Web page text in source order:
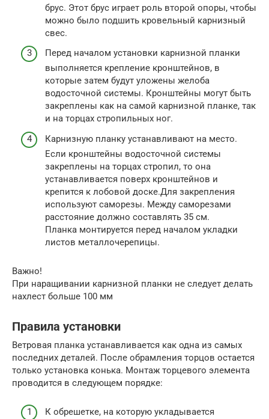
брус. Этот брус играет роль второй опоры, чтобы
можно было подшить кровельный карнизный
свес.
Перед началом установки карнизной планки
выполняется крепление кронштейнов, в
которые затем будут уложены желоба
водосточной системы. Кронштейны могут быть
закреплены как на самой карнизной планке, так
и на торцах стропильных ног.
Карнизную планку устанавливают на место.
Если кронштейны водосточной системы
закреплены на торцах стропил, то она
устанавливается поверх кронштейнов и
крепится к лобовой доске.Для закрепления
используют саморезы. Между саморезами
расстояние должно составлять 35 см.
Планка монтируется перед началом укладки
листов металлочерепицы.
Важно!
При наращивании карнизной планки не следует делать
нахлест больше 100 мм
Правила установки
Ветровая планка устанавливается как одна из самых
последних деталей. После обрамления торцов остается
только установка конька. Монтаж торцевого элемента
проводится в следующем порядке:
К обрешетке, на которую укладывается